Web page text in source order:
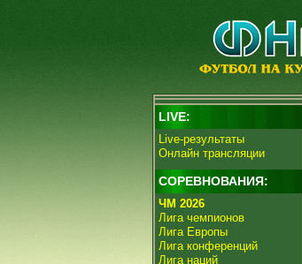
LIVE:
Live-результаты
Онлайн трансляции
СОРЕВНОВАНИЯ:
ЧМ 2026
Лига чемпионов
Лига Европы
Лига конференций
Лига наций